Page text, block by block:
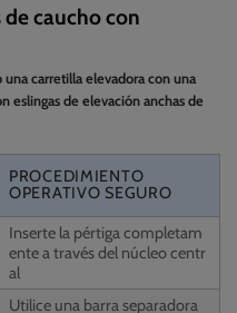
de caucho con
carretilla elevadora con una
eslingas de elevación anchas de
PROCEDIMIENTO
OPERATIVO SEGURO
Inserte la pértiga completam
ente a través del núcleo centr
al
Utilice una barra separadora